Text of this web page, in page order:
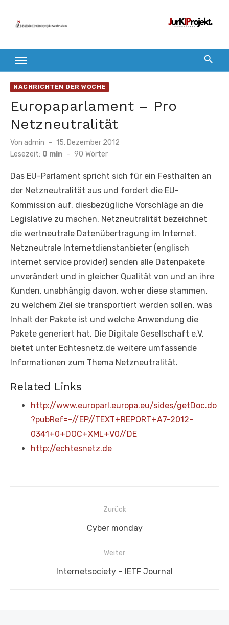
Inhalt
NACHRICHTEN DER WOCHE
Europaparlament – Pro
Netzneutralität
Von admin
Veröffentlicht
am
15. Dezember 2012
Lesezeit: 0 min - 90 Wörter
Das EU-Parlament spricht sich für ein Festhalten an
der Netzneutralität aus und fordert die EU-
Kommission auf, diesbezügliche Vorschläge an die
Legislative zu machen. Netzneutralität bezeichnet
die wertneutrale Datenübertragung im Internet.
Netzneutrale Internetdienstanbieter (englisch
internet service provider) senden alle Datenpakete
unverändert und in gleicher Qualität von und an ihre
Kunden, unabhängig davon, woher diese stammen,
zu welchem Ziel sie transportiert werden sollen, was
Inhalt der Pakete ist und welche Anwendung die
Pakete generiert hat. Die Digitale Gesellschaft e.V.
bietet unter Echtesnetz.de weitere umfassende
Informationen zum Thema Netzneutralität.
Related Links
http://www.europarl.europa.eu/sides/getDoc.do
?pubRef=-//EP//TEXT+REPORT+A7-2012-
0341+0+DOC+XML+V0//DE
http://echtesnetz.de
Beitragsnavigation
Zurück
Vorheriger
Cyber monday
Weiter
Nächster
Internetsociety – IETF Journal